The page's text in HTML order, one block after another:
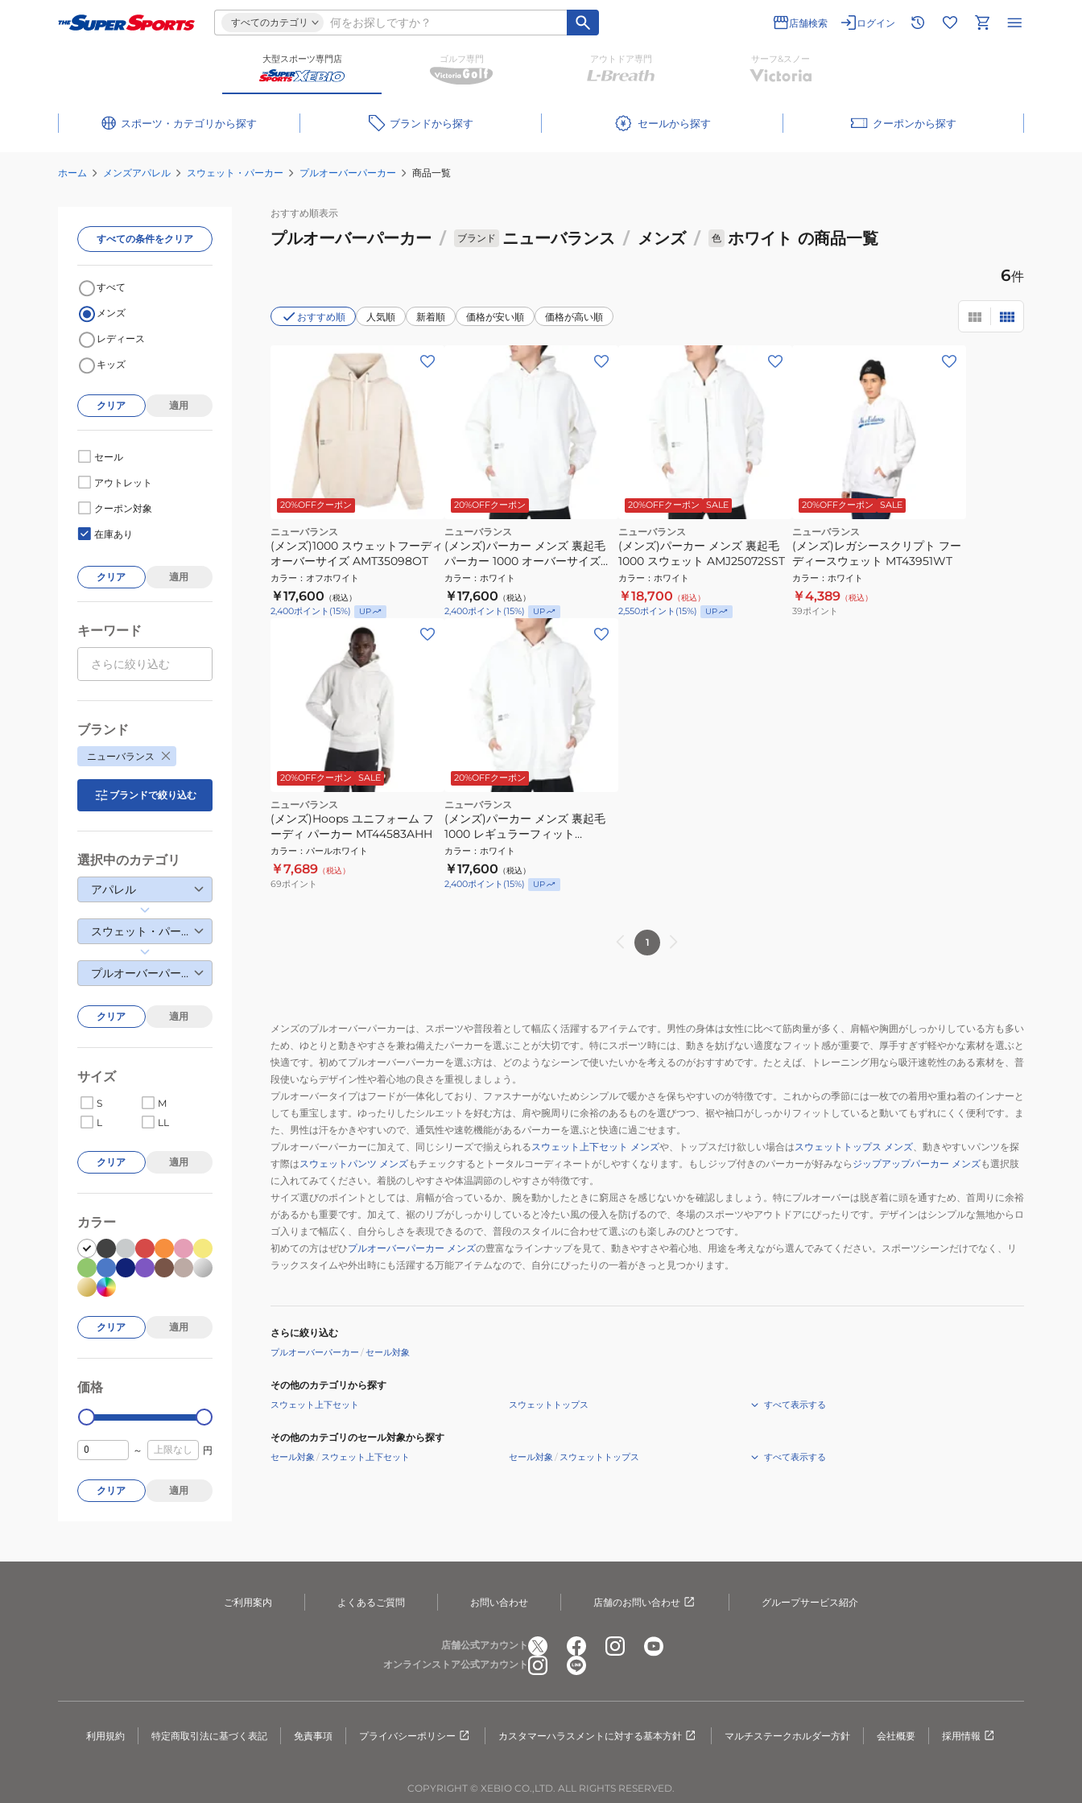
すべてのカテゴリ 店舗検索 ログイン
大型スポーツ専門店 ゴルフ専門 アウトドア専門 サーフ&スノー
スポーツ・カテゴリ ブランド セール クーポン
ホーム メンズアパレル スウェット・パーカー プルオーバーパーカー 商品一覧
おすすめ順表示
プルオーバーパーカー / ブランド ニューバランス / メンズ / 色 ホワイト の商品一覧
6件
おすすめ順 人気順 新着順 価格が安い順 価格が高い順
20%OFFクーポン
ニューバランス
(メンズ)1000 スウェットフーディ
オーバーサイズ AMT35098OT
カラー ： オフホワイト
￥17,600 （税込）
2,400ポイント (15%) UP
20%OFFクーポン
ニューバランス
(メンズ)パーカー メンズ 裏起毛
パーカー 1000 オーバーサイズフ
ィット AMT25022SST
カラー ： ホワイト
￥17,600 （税込）
2,400ポイント (15%) UP
20%OFFクーポン SALE
ニューバランス
(メンズ)パーカー メンズ 裏起毛
1000 スウェット AMJ25072SST
カラー ： ホワイト
￥18,700 （税込）
2,550ポイント (15%) UP
20%OFFクーポン SALE
ニューバランス
(メンズ)レガシースクリプト フー
ディースウェット MT43951WT
カラー ： ホワイト
￥4,389 （税込）
39ポイント
20%OFFクーポン SALE
ニューバランス
(メンズ)Hoops ユニフォーム フ
ーディ パーカー MT44583AHH
カラー ： パールホワイト
￥7,689 （税込）
69ポイント
20%OFFクーポン
ニューバランス
(メンズ)パーカー メンズ 裏起毛
1000 レギュラーフィット
AMT25021SST
カラー ： ホワイト
￥17,600 （税込）
2,400ポイント (15%) UP
1
メンズのプルオーバーパーカーは、スポーツや普段着として幅広く活躍するアイテムです。男性の身体は女性に比べて筋肉量が多く、肩幅や胸囲がしっかりしている方も多い
ため、ゆとりと動きやすさを兼ね備えたパーカーを選ぶことが大切です。特にスポーツ時には、動きを妨げない適度なフィット感が重要で、厚手すぎず軽やかな素材を選ぶと
快適です。初めてプルオーバーパーカーを選ぶ方は、どのようなシーンで使いたいかを考えるのがおすすめです。たとえば、トレーニング用なら吸汗速乾性のある素材を、普
段使いならデザイン性や着心地の良さを重視しましょう。
プルオーバータイプはフードが一体化しており、ファスナーがないためシンプルで暖かさを保ちやすいのが特徴です。これからの季節には一枚での着用や重ね着のインナーと
しても重宝します。ゆったりしたシルエットを好む方は、肩や腕周りに余裕のあるものを選びつつ、裾や袖口がしっかりフィットしていると動いてもずれにくく便利です。ま
た、男性は汗をかきやすいので、通気性や速乾機能があるパーカーを選ぶと快適に過ごせます。
プルオーバーパーカーに加えて、同じシリーズで揃えられる スウェット上下セット メンズや、トップスだけ欲しい場合は スウェットトップス メンズ 、動きやすいパンツを探
す際は スウェットパンツ メンズもチェックするとトータルコーディネートがしやすくなります。もしジップ付きのパーカーが好みなら ジップアップパーカー メンズも選択肢
に入れてみてください。着脱のしやすさや体温調節のしやすさが特徴です。
サイズ選びのポイントとしては、肩幅が合っているか、腕を動かしたときに窮屈さを感じないかを確認しましょう。特にプルオーバーは脱ぎ着に頭を通すため、首周りに余裕
があるかも重要です。加えて、裾のリブがしっかりしていると冷たい風の侵入を防げるので、冬場のスポーツやアウトドアにぴったりです。デザインはシンプルな無地からロ
ゴ入りまで幅広く、自分らしさを表現できるので、普段のスタイルに合わせて選ぶのも楽しみのひとつです。
初めての方はぜひプルオーバーパーカー メンズの豊富なラインナップを見て、動きやすさや着心地、用途を考えながら選んでみてください。スポーツシーンだけでなく、リ
ラックスタイムや外出時にも活躍する万能アイテムなので、自分にぴったりの一着がきっと見つかります。
さらに絞り込む
プルオーバーパーカー /セール対象
その他のカテゴリから探す
スウェット上下セット スウェットトップス すべて表示する
その他のカテゴリのセール対象から探す
セール対象 / スウェット上下セット セール対象 / スウェットトップス すべて表示する
すべての条件をクリア
すべて
メンズ
レディース
キッズ
クリア 適用
セール
アウトレット
クーポン対象
在庫あり
クリア 適用
キーワード
ブランド
ニューバランス
ブランドで絞り込む
選択中のカテゴリ
アパレル
スウェット・パーカー
プルオーバーパーカー
クリア 適用
サイズ
S
M
L
LL
クリア 適用
カラー
クリア 適用
価格
0
～ 円
クリア 適用
ご利用案内 よくあるご質問 お問い合わせ 店舗のお問い合わせ グループサービス紹介
店舗公式アカウント
オンラインストア公式アカウント
利用規約 特定商取引法に基づく表記 免責事項 プライバシーポリシー カスタマーハラスメントに対する基本方針 マルチステークホルダー方針 会社概要 採用情報
COPYRIGHT © XEBIO CO.,LTD. ALL RIGHTS RESERVED.